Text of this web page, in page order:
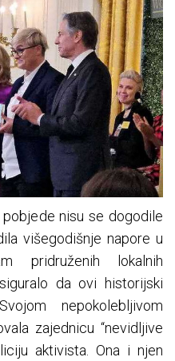
pobjede nisu se dogodile
višegodišnje napore u
pridruženih lokalnih
da ovi historijski
nepokolebljivom
zajednicu “nevidljive
aktivista. Ona i njen